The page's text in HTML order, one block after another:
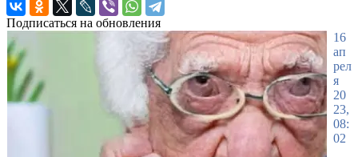
Подписаться на обновления
16
ап
рел
я
20
23,
08:
02